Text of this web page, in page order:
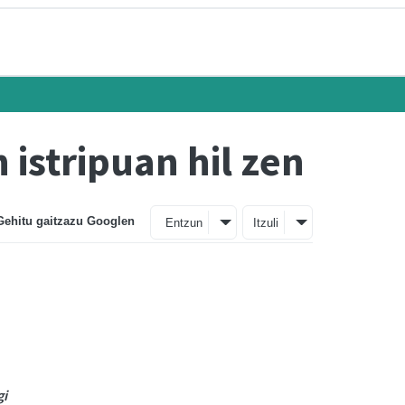
istripuan hil zen
gaitzazu Googlen Entzun Itzuli